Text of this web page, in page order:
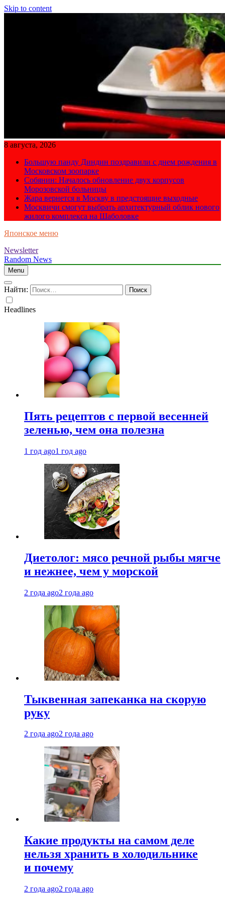
Skip to content
8 августа, 2026
Большую панду Диндин поздравили с днем рождения в
Московском зоопарке
Собянин: Началось обновление двух корпусов
Морозовской больницы
Жара вернется в Москву в предстоящие выходные
Москвичи смогут выбрать архитектурный облик нового
жилого комплекса на Шаболовке
Японское меню
Newsletter
Random News
Menu
Найти:
Headlines
Пять рецептов с первой весенней
зеленью, чем она полезна
1 год ago1 год ago
Диетолог: мясо речной рыбы мягче
и нежнее, чем у морской
2 года ago2 года ago
Тыквенная запеканка на скорую
руку
2 года ago2 года ago
Какие продукты на самом деле
нельзя хранить в холодильнике
и почему
2 года ago2 года ago